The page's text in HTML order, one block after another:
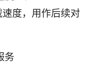
度，用作后续对
务